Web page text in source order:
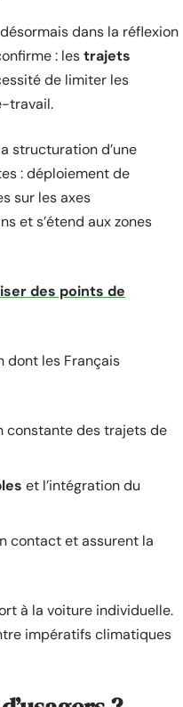
dans la réflexion
: lestrajets
de limiter les
travail.
structuration d’une
: déploiement de
sur les axes
et s’étend aux zones
des points de
dont les Français
constante des trajets de
et l’intégration du
contact et assurent la
à la voiture individuelle.
impératifs climatiques